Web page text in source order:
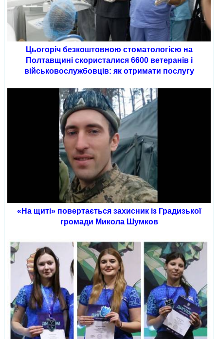
Цьогоріч безкоштовною стоматологією на
Полтавщині скористалися 6600 ветеранів і
військовослужбовців: як отримати послугу
«На щиті» повертається захисник із Градизької
громади Микола Шумков